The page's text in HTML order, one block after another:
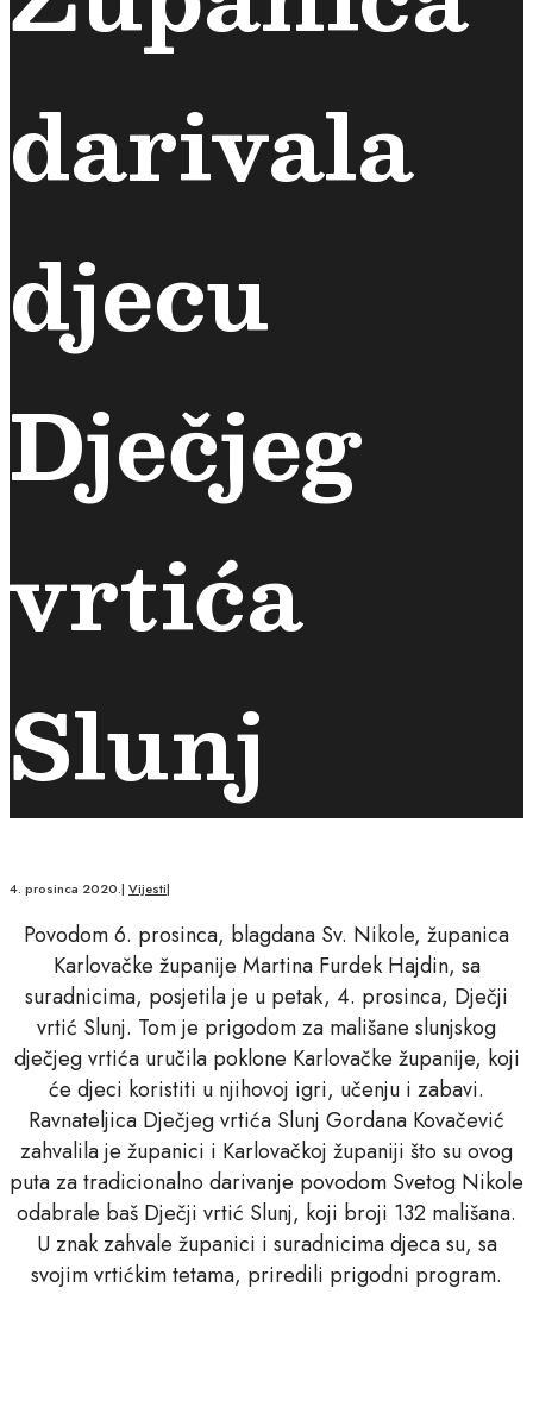
darivala
djecu
Dječjeg
vrtića
Slunj
4. prosinca 2020.| Vijesti|
Povodom 6. prosinca, blagdana Sv. Nikole, županica
Karlovačke županije Martina Furdek Hajdin, sa
suradnicima, posjetila je u petak, 4. prosinca, Dječji
vrtić Slunj. Tom je prigodom za mališane slunjskog
dječjeg vrtića uručila poklone Karlovačke županije, koji
će djeci koristiti u njihovoj igri, učenju i zabavi.
Ravnateljica Dječjeg vrtića Slunj Gordana Kovačević
zahvalila je županici i Karlovačkoj županiji što su ovog
puta za tradicionalno darivanje povodom Svetog Nikole
odabrale baš Dječji vrtić Slunj, koji broji 132 mališana.
U znak zahvale županici i suradnicima djeca su, sa
svojim vrtićkim tetama, priredili prigodni program.